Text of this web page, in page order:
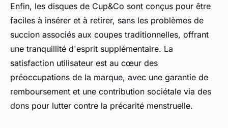
Enfin, les disques de Cup&Co sont conçus pour être
faciles à insérer et à retirer, sans les problèmes de
succion associés aux coupes traditionnelles, offrant
une tranquillité d'esprit supplémentaire. La
satisfaction utilisateur est au cœur des
préoccupations de la marque, avec une garantie de
remboursement et une contribution sociétale via des
dons pour lutter contre la précarité menstruelle.